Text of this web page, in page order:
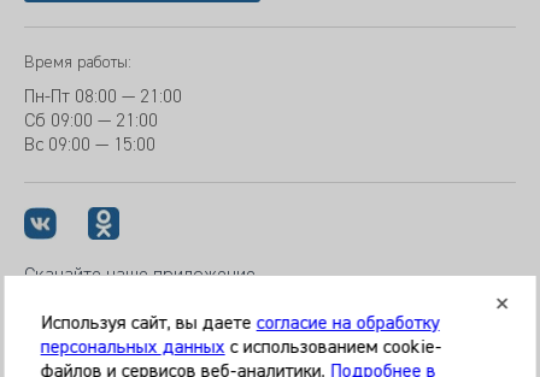
Время работы:
Пн-Пт 08:00 — 21:00
Сб 09:00 — 21:00
Вс 09:00 — 15:00
Скачайте наше приложение
Используя сайт, вы даете согласие на обработку
персональных данныхс использованием cookie-
файлов и сервисов веб-аналитики. Подробнее в